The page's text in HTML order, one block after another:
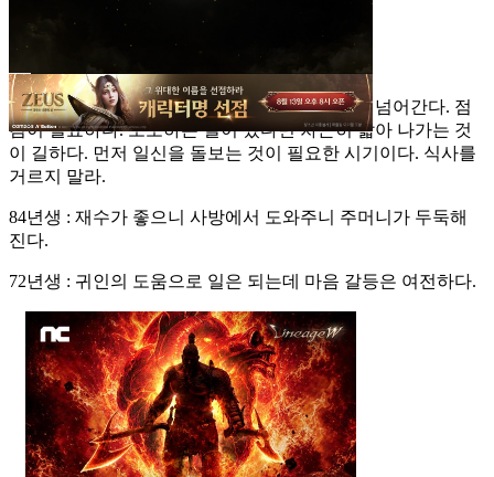
오늘의 일진은 아무리 바빠도 세끼 밥은 먹어야 넘어간다. 점
검이 필요하다. 도모하는 일이 있다면 차근히 밟아 나가는 것
이 길하다. 먼저 일신을 돌보는 것이 필요한 시기이다. 식사를
거르지 말라.
84년생 : 재수가 좋으니 사방에서 도와주니 주머니가 두둑해
진다.
72년생 : 귀인의 도움으로 일은 되는데 마음 갈등은 여전하다.